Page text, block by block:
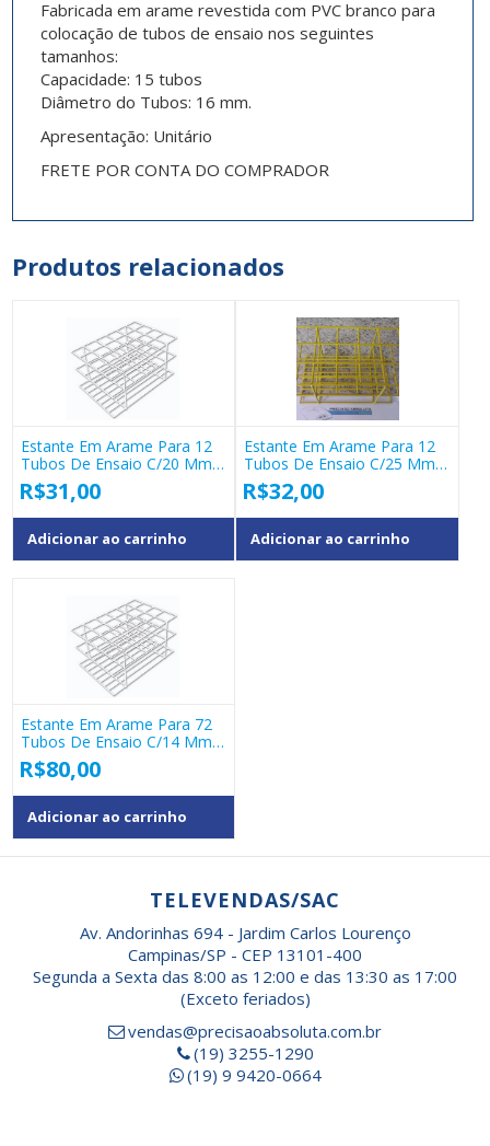
Fabricada em arame revestida com PVC branco para
colocação de tubos de ensaio nos seguintes
tamanhos:
Capacidade: 15 tubos
Diâmetro do Tubos: 16 mm.
Apresentação: Unitário
FRETE POR CONTA DO COMPRADOR
Produtos relacionados
Estante Em Arame Para 12
Tubos De Ensaio C/20 Mm
De Diametro
R$31,00
Adicionar ao carrinho
Estante Em Arame Para 12
Tubos De Ensaio C/25 Mm
De Diametro Cobertura Em
PVC – Cor AMARELA
R$32,00
Adicionar ao carrinho
Estante Em Arame Para 72
Tubos De Ensaio C/14 Mm
De Diametro
R$80,00
Adicionar ao carrinho
TELEVENDAS/SAC
Av. Andorinhas 694 - Jardim Carlos Lourenço
Campinas/SP - CEP 13101-400
Segunda a Sexta das 8:00 as 12:00 e das 13:30 as 17:00
(Exceto feriados)
vendas@precisaoabsoluta.com.br
(19) 3255-1290
(19) 9 9420-0664